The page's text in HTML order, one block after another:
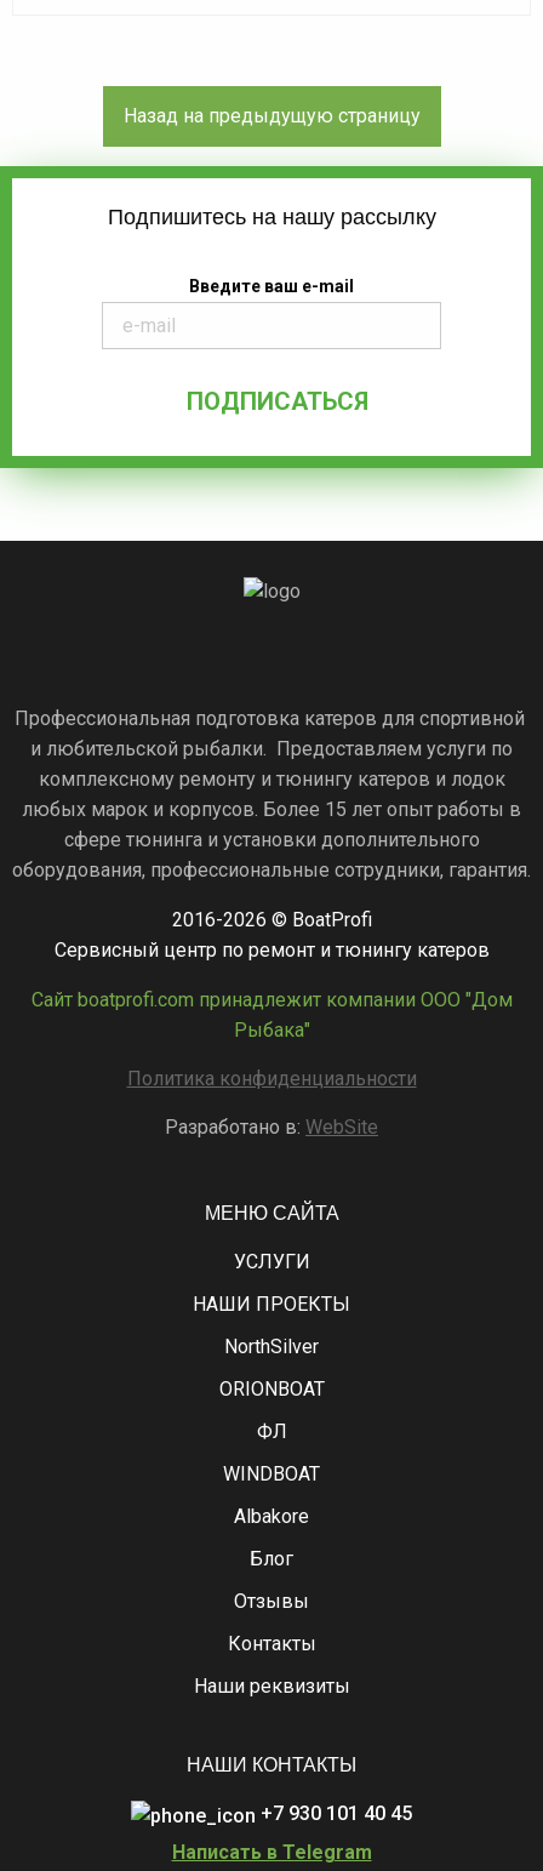
Подпишитесь на нашу рассылку
Введите ваш e-mail
Профессиональная подготовка катеров для спортивной
и любительской рыбалки. Предоставляем услуги по
комплексному ремонту и тюнингу катеров и лодок
любых марок и корпусов. Более 15 лет опыт работы в
сфере тюнинга и установки дополнительного
оборудования, профессиональные сотрудники, гарантия.
2016-2026 © BoatProfi
Сервисный центр по ремонт и тюнингу катеров
Сайт boatprofi.com принадлежит компании ООО "Дом
Рыбака"
Политика конфиденциальности
Разработано в: WebSite
МЕНЮ САЙТА
УСЛУГИ
НАШИ ПРОЕКТЫ
NorthSilver
ORIONBOAT
ФЛ
WINDBOAT
Albakore
Блог
Отзывы
Контакты
Наши реквизиты
НАШИ КОНТАКТЫ
+7 930 101 40 45
Написать в Telegram